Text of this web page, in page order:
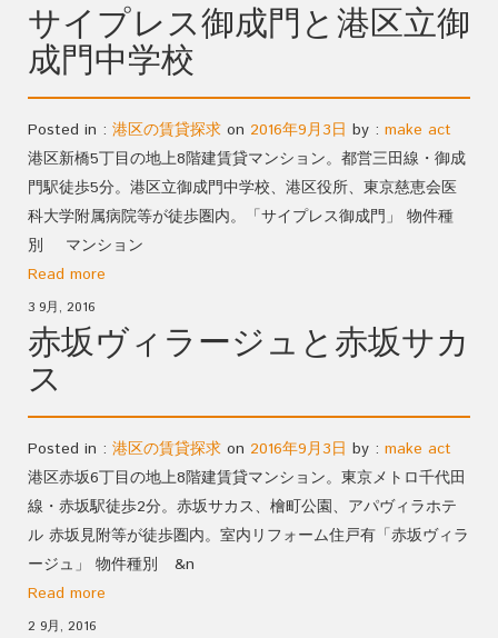
サイプレス御成門と港区立御
成門中学校
Posted in : 港区の賃貸探求 on 2016年9月3日 by : make act
港区新橋5丁目の地上8階建賃貸マンション。都営三田線・御成
門駅徒歩5分。港区立御成門中学校、港区役所、東京慈恵会医
科大学附属病院等が徒歩圏内。「サイプレス御成門」 物件種
別 マンション
Read more
3 9月, 2016
赤坂ヴィラージュと赤坂サカ
ス
Posted in : 港区の賃貸探求 on 2016年9月3日 by : make act
港区赤坂6丁目の地上8階建賃貸マンション。東京メトロ千代田
線・赤坂駅徒歩2分。赤坂サカス、檜町公園、アパヴィラホテ
ル 赤坂見附等が徒歩圏内。室内リフォーム住戸有「赤坂ヴィラ
ージュ」 物件種別 &n
Read more
2 9月, 2016